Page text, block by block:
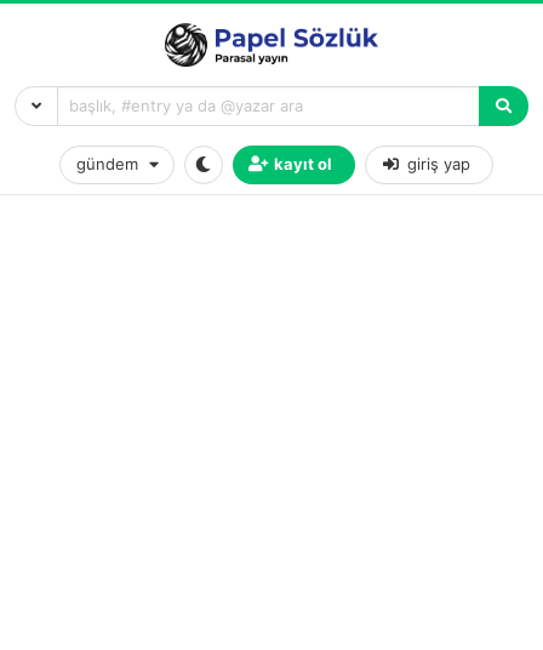
gündem kayıt ol giriş yap